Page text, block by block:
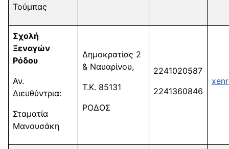
Τούμπας
Σχολή
Ξεναγών
Ρόδου
Αν.
Διευθύντρια:
Σταματία
Μανουσάκη
Δημοκρατίας 2
& Ναυαρίνου,
Τ.Κ. 85131
ΡΟΔΟΣ
2241020587
2241360846